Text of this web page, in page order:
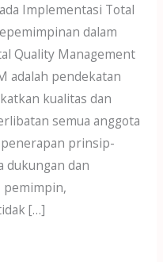
Implementasi Total
dalam
Quality Management
adalah pendekatan
kualitas dan
semua anggota
prinsip-
dukungan dan
pemimpin,
[…]